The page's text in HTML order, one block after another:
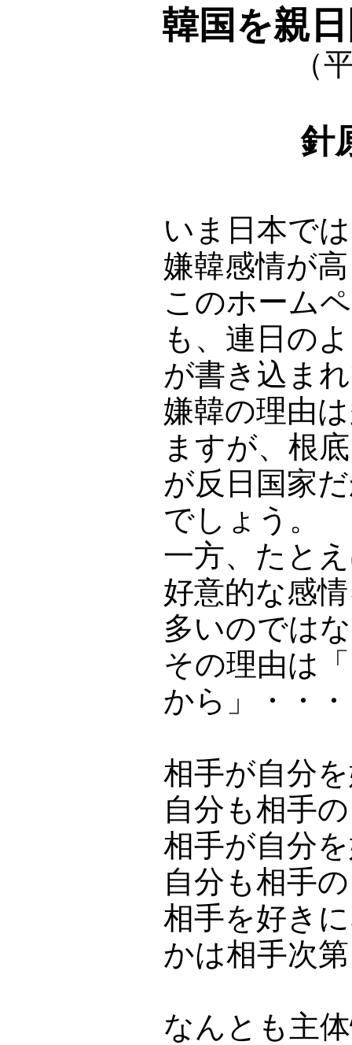
韓国を親
（
針
いま日本で
嫌韓感情が
このホーム
も、連日の
が書き込ま
嫌韓の理由
ますが、根
が反日国家
でしょう。
一方、たと
好意的な感
多いのでは
その理由は
から」・・・
相手が自分
自分も相手
相手が自分
自分も相手
相手を好き
かは相手次第
なんとも主